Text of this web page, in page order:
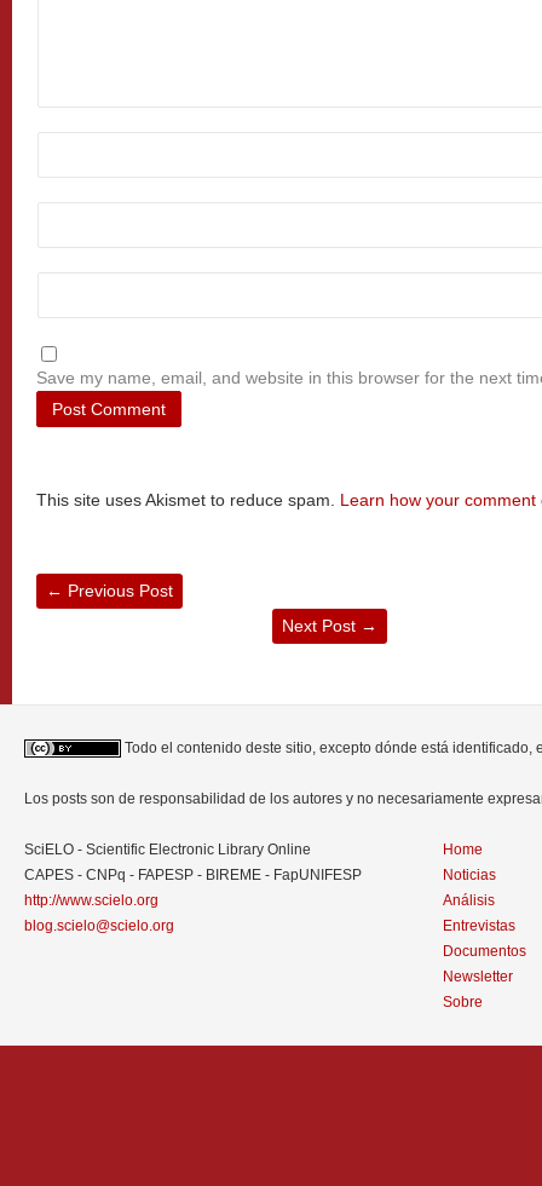
Save my name, email, and website in this browser for the next
This site uses Akismet to reduce spam. Learn how your
← Previous Post
Next Post →
Todo el contenido deste sitio, excepto dónde está identificado,
Los posts son de responsabilidad de los autores y no necesariamente
SciELO - Scientific Electronic Library Online
CAPES - CNPq - FAPESP - BIREME - FapUNIFESP
http://www.scielo.org
blog.scielo@scielo.org
Home
Noticias
Análisis
Entrevistas
Documentos
Newsletter
Sobre